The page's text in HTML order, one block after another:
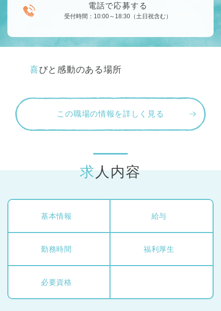
電話で応募する
受付時間：10:00～18:30（土日祝含む）
喜びと感動のある場所
この職場の情報を詳しく見る
求人内容
基本情報 給与
勤務時間 福利厚生
必要資格